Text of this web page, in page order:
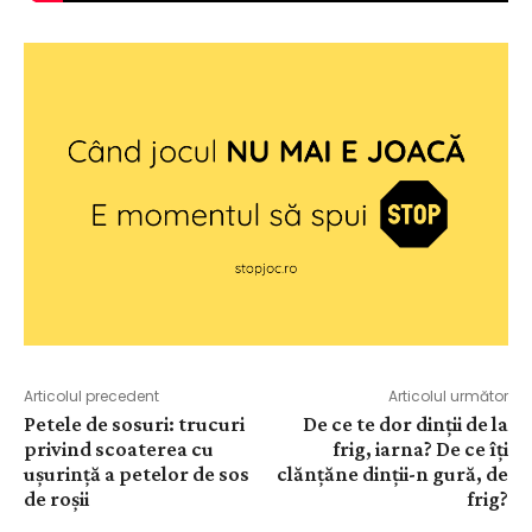
Articolul precedent
Petele de sosuri: trucuri
privind scoaterea cu
ușurință a petelor de sos
de roșii
Articolul următor
De ce te dor dinții de la
frig, iarna? De ce îți
clănțăne dinții-n gură, de
frig?